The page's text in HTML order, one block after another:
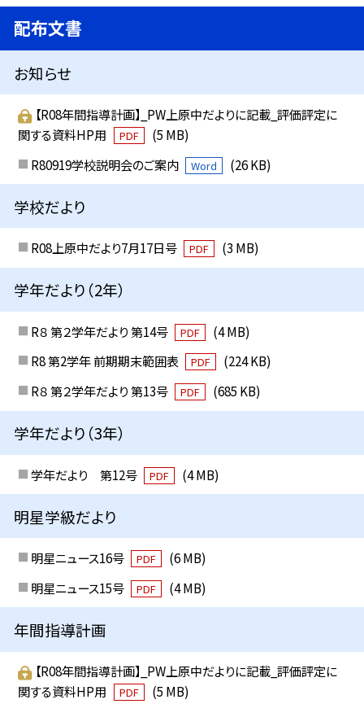
配布文書
お知らせ
【R08年間指導計画】_PW上原中だよりに記載_評価評定に
関する資料HP用
PDF
(5 MB)
R80919学校説明会のご案内
Word (26 KB)
学校だより
R08上原中だより7月17日号 PDF (3 MB)
学年だより（2年）
R８ 第２学年だより 第14号 PDF
(4 MB)
R8 第2学年 前期期末範囲表
PDF
(224 KB)
R８ 第２学年だより 第13号
PDF (685 KB)
学年だより（3年）
学年だより 第12号 PDF (4 MB)
明星学級だより
明星ニュース16号 PDF
(6 MB)
明星ニュース15号
PDF (4 MB)
年間指導計画
【R08年間指導計画】_PW上原中だよりに記載_評価評定に
関する資料HP用
PDF (5 MB)